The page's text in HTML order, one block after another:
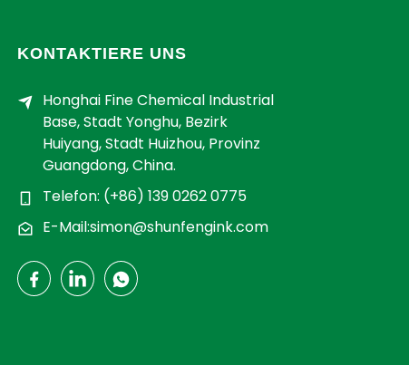
KONTAKTIERE UNS
Honghai Fine Chemical Industrial
Base, Stadt Yonghu, Bezirk
Huiyang, Stadt Huizhou, Provinz
Guangdong, China.
Telefon: (+86) 139 0262 0775
E-Mail:simon@shunfengink.com